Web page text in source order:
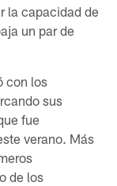
la capacidad de
un par de
con los
sus
fue
verano. Más
de los